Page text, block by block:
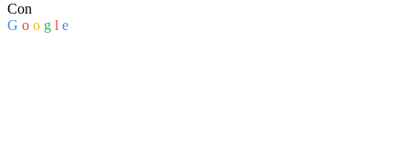
Con
G o o g l e